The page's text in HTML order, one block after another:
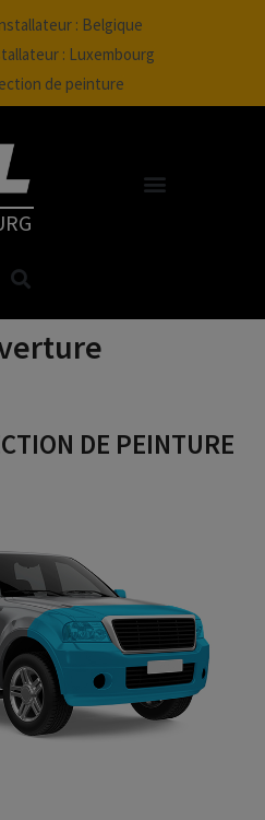
: Belgique
: Luxembourg
de peinture
DE PEINTURE